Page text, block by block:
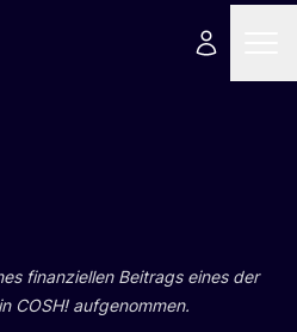
finan­zi­el­len Bei­trags eines der
COSH! aufgenommen.